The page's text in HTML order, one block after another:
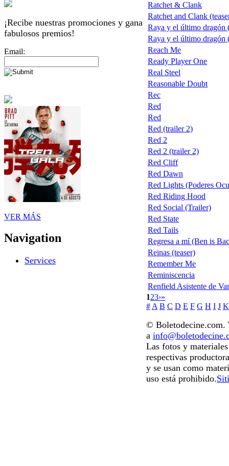
¡Recibe nuestras promociones y gana
fabulosos premios!
Email:
VER MÁS
Navigation
Services
Ratchet & Clank
Ratchet and Clank
Raya y el último dragón
Raya y el último dragón
Reach Me
Ready Player One
Real Steel
Reasonable Doubt
Rec
Red
Red
Red (trailer 2)
Red 2
Red 2 (trailer 2)
Red Cliff
Red Dawn
Red Lights (Poderes
Red Riding Hood
Red Social (Trailer)
Red State
Red Tails
Regresa a mí (Ben is
Reinas (teaser)
Remember Me
Reminiscencia
Renfield Asistente de
123›»
# A B C D E F G H I J K
© Boletodecine.com.
a
Las fotos y
respectivas
y se usan como
uso está prohibido.